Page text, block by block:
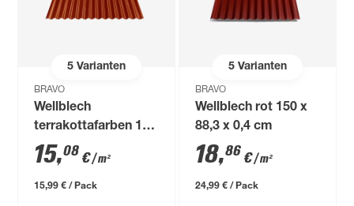
5Varianten
BRAVO
Wellblech
terrakottafarben 120
x 88,3 x 0,4 cm
15,08 €/ m²
15,99 € / Pack
5Varianten
BRAVO
Wellblech rot 150 x
88,3 x 0,4 cm
18,86 €/ m²
24,99 € / Pack